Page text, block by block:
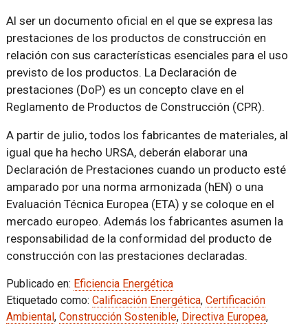
Al ser un documento oficial en el que se expresa las
prestaciones de los productos de construcción en
relación con sus características esenciales para el uso
previsto de los productos. La Declaración de
prestaciones (DoP) es un concepto clave en el
Reglamento de Productos de Construcción (CPR).
A partir de julio, todos los fabricantes de materiales, al
igual que ha hecho URSA, deberán elaborar una
Declaración de Prestaciones cuando un producto esté
amparado por una norma armonizada (hEN) o una
Evaluación Técnica Europea (ETA) y se coloque en el
mercado europeo. Además los fabricantes asumen la
responsabilidad de la conformidad del producto de
construcción con las prestaciones declaradas.
Publicado en: Eficiencia Energética
Etiquetado como: Calificación Energética, Certificación
Ambiental, Construcción Sostenible, Directiva Europea,